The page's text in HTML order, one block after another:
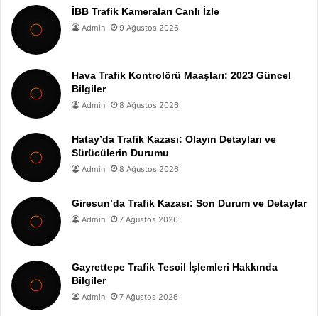
İBB Trafik Kameraları Canlı İzle
Admin 9 Ağustos 2026
Hava Trafik Kontrolörü Maaşları: 2023 Güncel
Bilgiler
Admin 8 Ağustos 2026
Hatay’da Trafik Kazası: Olayın Detayları ve
Sürücülerin Durumu
Admin 8 Ağustos 2026
Giresun’da Trafik Kazası: Son Durum ve Detaylar
Admin 7 Ağustos 2026
Gayrettepe Trafik Tescil İşlemleri Hakkında
Bilgiler
Admin 7 Ağustos 2026